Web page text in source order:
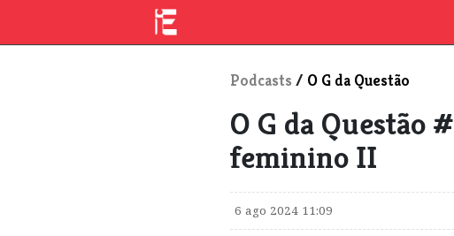
Podcasts / O G da Questão
O G da Questão
feminino II
6 ago 2024 11:09